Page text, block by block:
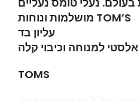
מושלמות ונוחות TOM’S
עליון בד
למנוחה וכיבוי קלה
TOMS